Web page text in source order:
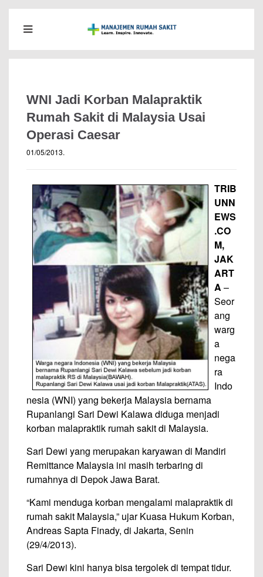
WNI Jadi Korban Malapraktik
Rumah Sakit di Malaysia Usai
Operasi Caesar
01/05/2013.
TRIB
UNN
EWS
.CO
M,
JAK
ART
A –
Seor
ang
warg
a
nega
ra
Indo
nesia (WNI) yang bekerja Malaysia bernama
Rupanlangi Sari Dewi Kalawa diduga menjadi
korban malapraktik rumah sakit di Malaysia.
Sari Dewi yang merupakan karyawan di Mandiri
Remittance Malaysia ini masih terbaring di
rumahnya di Depok Jawa Barat.
“Kami menduga korban mengalami malapraktik di
rumah sakit Malaysia,” ujar Kuasa Hukum Korban,
Andreas Sapta Finady, di Jakarta, Senin
(29/4/2013).
Sari Dewi kini hanya bisa tergolek di tempat tidur.